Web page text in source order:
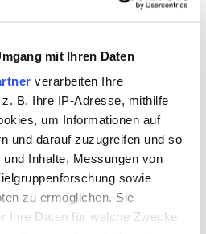
mit Ihren Daten
verarbeiten Ihre
B. Ihre IP-Adresse, mithilfe
um Informationen auf
und darauf zuzugreifen und so
Inhalte, Messungen von
sowie
zu ermöglichen. Sie
Ihre Daten für welche Zwecke